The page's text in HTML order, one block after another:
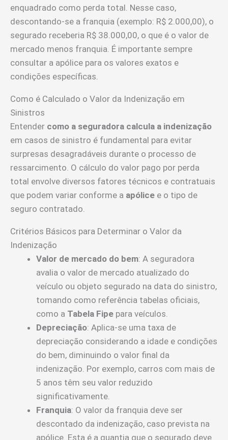
enquadrado como perda total. Nesse caso,
descontando-se a franquia (exemplo: R$ 2.000,00), o
segurado receberia R$ 38.000,00, o que é o valor de
mercado menos franquia. É importante sempre
consultar a apólice para os valores exatos e
condições específicas.
Como é Calculado o Valor da Indenização em
Sinistros
Entender como a seguradora calcula a indenização
em casos de sinistro é fundamental para evitar
surpresas desagradáveis durante o processo de
ressarcimento. O cálculo do valor pago por perda
total envolve diversos fatores técnicos e contratuais
que podem variar conforme a apólice e o tipo de
seguro contratado.
Critérios Básicos para Determinar o Valor da
Indenização
Valor de mercado do bem: A seguradora
avalia o valor de mercado atualizado do
veículo ou objeto segurado na data do sinistro,
tomando como referência tabelas oficiais,
como a Tabela Fipe para veículos.
Depreciação: Aplica-se uma taxa de
depreciação considerando a idade e condições
do bem, diminuindo o valor final da
indenização. Por exemplo, carros com mais de
5 anos têm seu valor reduzido
significativamente.
Franquia: O valor da franquia deve ser
descontado da indenização, caso prevista na
apólice. Esta é a quantia que o segurado deve